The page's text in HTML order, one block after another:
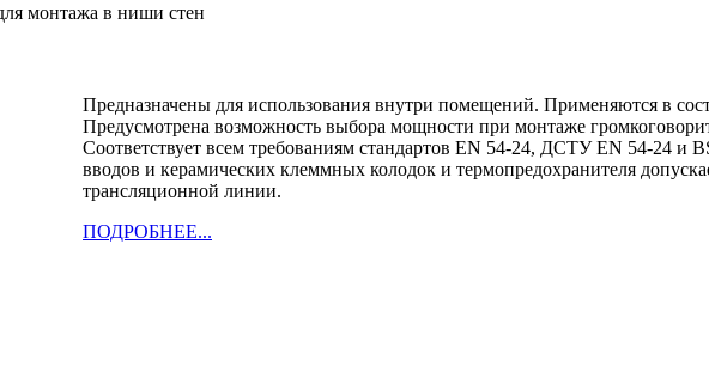
монтажа в ниши стен
Предназначены для использования внутри помещений. Применяются в
Предусмотрена возможность выбора мощности при монтаже
Соответствует всем требованиям стандартов EN 54-24, ДСТУ EN 54-24 и
вводов и керамических клеммных колодок и термопредохранителя
трансляционной линии.
ПОДРОБНЕЕ...